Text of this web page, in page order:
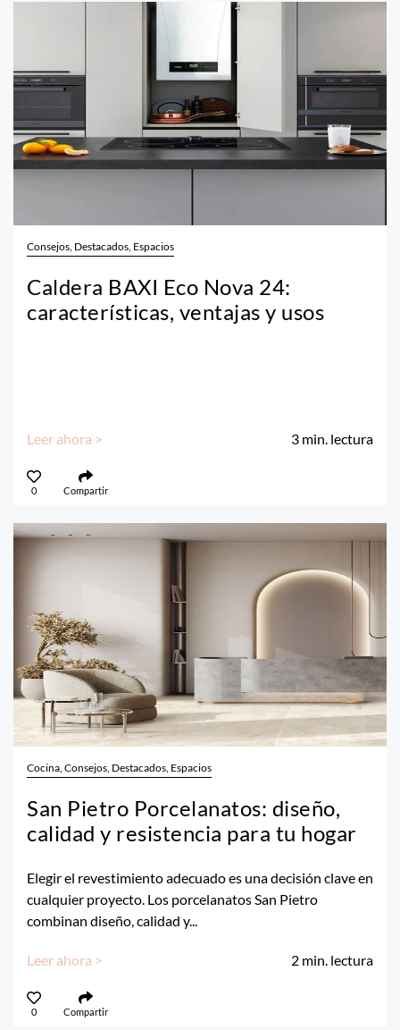
Consejos, Destacados, Espacios
Caldera BAXI Eco Nova 24:
características, ventajas y usos
Leer ahora > 3 min. lectura
0 Compartir
Cocina, Consejos, Destacados, Espacios
San Pietro Porcelanatos: diseño,
calidad y resistencia para tu hogar
Elegir el revestimiento adecuado es una decisión clave en
cualquier proyecto. Los porcelanatos San Pietro
combinan diseño, calidad y...
Leer ahora > 2 min. lectura
0 Compartir